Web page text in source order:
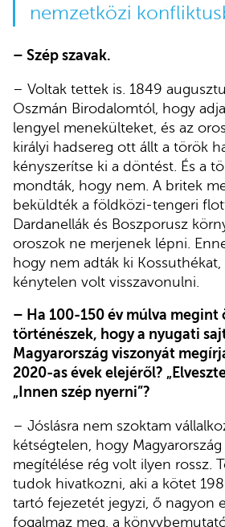
nemzetközi
– Szép szavak.
– Voltak tettek is. 1849
Oszmán Birodalomtól, hogy
lengyel menekülteket, és az
királyi hadsereg ott állt a török
kényszerítse ki a döntést. És a
mondták, hogy nem. A britek
beküldték a földközi-tengeri
Dardanellák és Boszporusz
oroszok ne merjenek lépni.
hogy nem adták ki
kénytelen volt visszavonulni.
– Ha 100-150 év múlva megint
történészek, hogy a nyugati
Magyarország viszonyát
2020-as évek elejéről?
„Innen szép nyerni”?
– Jóslásra nem szoktam
kétségtelen, hogy
megítélése rég volt ilyen rossz.
tudok hivatkozni, aki a kötet
tartó fejezetét jegyzi, ő nagyon
fogalmaz meg, a